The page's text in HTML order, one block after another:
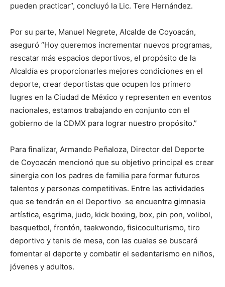
pueden practicar”, concluyó la Lic. Tere Hernández.
Por su parte, Manuel Negrete, Alcalde de Coyoacán,
aseguró “Hoy queremos incrementar nuevos programas,
rescatar más espacios deportivos, el propósito de la
Alcaldía es proporcionarles mejores condiciones en el
deporte, crear deportistas que ocupen los primero
lugres en la Ciudad de México y representen en eventos
nacionales, estamos trabajando en conjunto con el
gobierno de la CDMX para lograr nuestro propósito.”
Para finalizar, Armando Peñaloza, Director del Deporte
de Coyoacán mencionó que su objetivo principal es crear
sinergia con los padres de familia para formar futuros
talentos y personas competitivas. Entre las actividades
que se tendrán en el Deportivo se encuentra gimnasia
artística, esgrima, judo, kick boxing, box, pin pon, volibol,
basquetbol, frontón, taekwondo, fisicoculturismo, tiro
deportivo y tenis de mesa, con las cuales se buscará
fomentar el deporte y combatir el sedentarismo en niños,
jóvenes y adultos.